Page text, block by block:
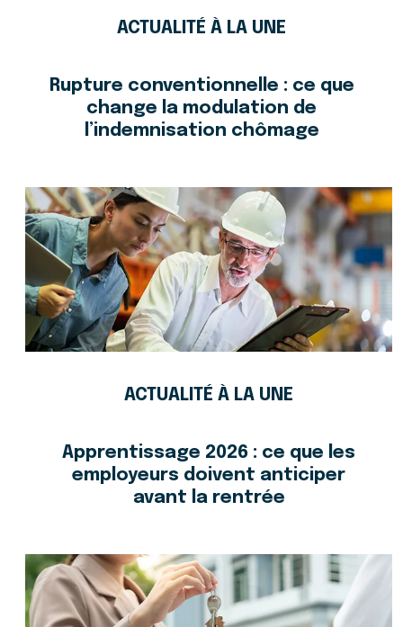
ACTUALITÉ À LA UNE
Rupture conventionnelle : ce que
change la modulation de
l’indemnisation chômage
ACTUALITÉ À LA UNE
Apprentissage 2026 : ce que les
employeurs doivent anticiper
avant la rentrée